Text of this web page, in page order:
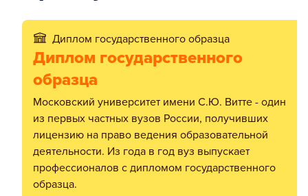
Диплом государственного образца
Диплом государственного
образца
Московский университет имени С.Ю. Витте - один
из первых частных вузов России, получивших
лицензию на право ведения образовательной
деятельности. Из года в год вуз выпускает
профессионалов с дипломом государственного
образца.